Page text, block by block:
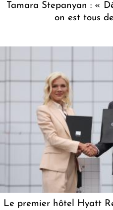
Tamara Stepanyan : «
on est tous
Le premier hôtel Hyatt